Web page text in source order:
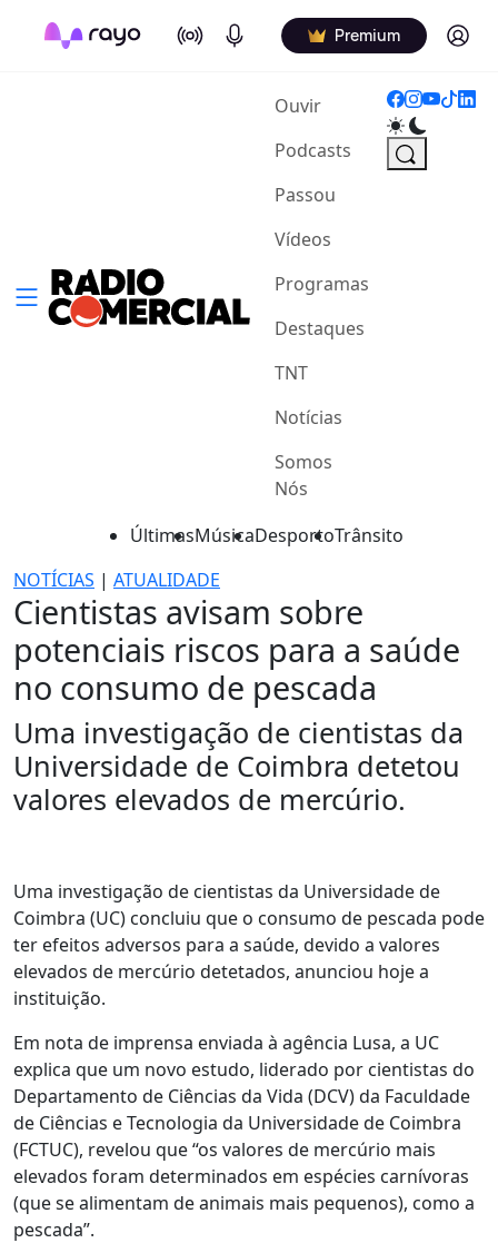
On Air Podcasts Premium Log in
Ouvir(current)
Podcasts
Passou
Vídeos
Programas
Destaques
TNT
Notícias
Somos
Nós
ÚltimasMúsicaDesportoTrânsito
NOTÍCIAS | ATUALIDADE
Cientistas avisam sobre
potenciais riscos para a saúde
no consumo de pescada
Uma investigação de cientistas da
Universidade de Coimbra detetou
valores elevados de mercúrio.
Uma investigação de cientistas da Universidade de
Coimbra (UC) concluiu que o consumo de pescada pode
ter efeitos adversos para a saúde, devido a valores
elevados de mercúrio detetados, anunciou hoje a
instituição.
Em nota de imprensa enviada à agência Lusa, a UC
explica que um novo estudo, liderado por cientistas do
Departamento de Ciências da Vida (DCV) da Faculdade
de Ciências e Tecnologia da Universidade de Coimbra
(FCTUC), revelou que “os valores de mercúrio mais
elevados foram determinados em espécies carnívoras
(que se alimentam de animais mais pequenos), como a
pescada”.